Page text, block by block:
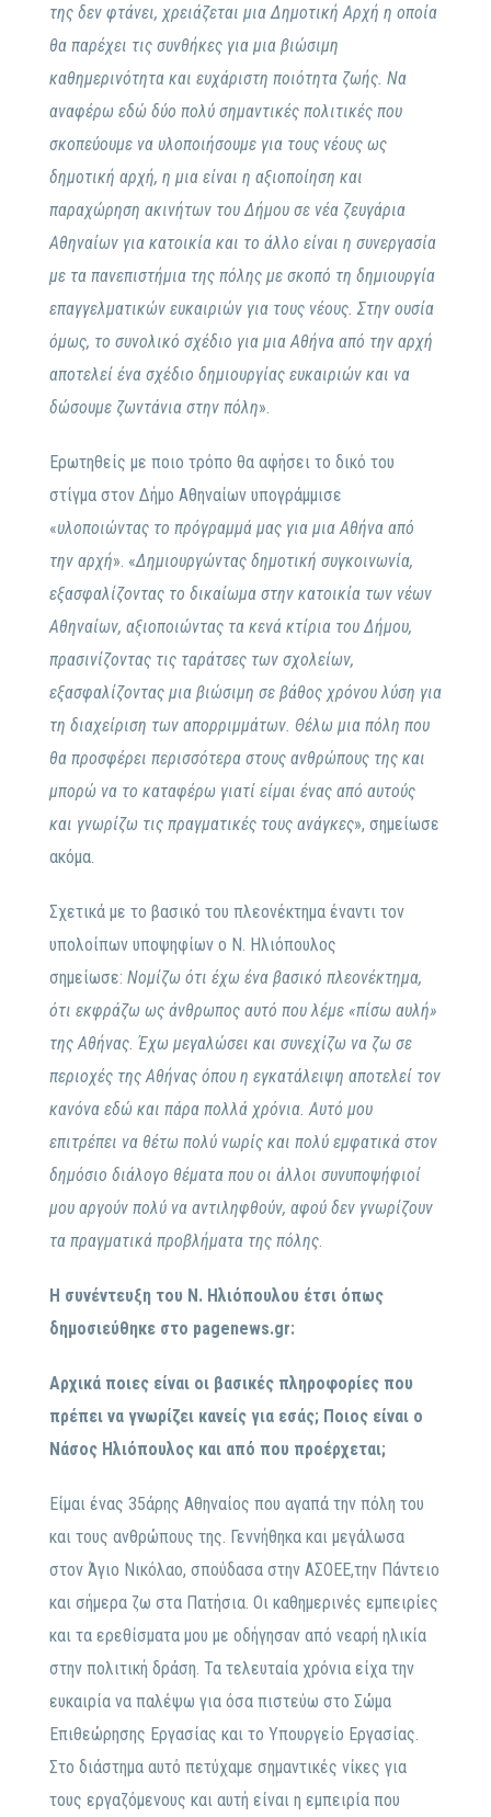
της δεν φτάνει, χρειάζεται μια Δημοτική Αρχή η οποία
θα παρέχει τις συνθήκες για μια βιώσιμη
καθημερινότητα και ευχάριστη ποιότητα ζωής. Να
αναφέρω εδώ δύο πολύ σημαντικές πολιτικές που
σκοπεύουμε να υλοποιήσουμε για τους νέους ως
δημοτική αρχή, η μια είναι η αξιοποίηση και
παραχώρηση ακινήτων του Δήμου σε νέα ζευγάρια
Αθηναίων για κατοικία και το άλλο είναι η συνεργασία
με τα πανεπιστήμια της πόλης με σκοπό τη δημιουργία
επαγγελματικών ευκαιριών για τους νέους. Στην ουσία
όμως, το συνολικό σχέδιο για μια Αθήνα από την αρχή
αποτελεί ένα σχέδιο δημιουργίας ευκαιριών και να
δώσουμε ζωντάνια στην πόλη».
Ερωτηθείς με ποιο τρόπο θα αφήσει το δικό του
στίγμα στον Δήμο Αθηναίων υπογράμμισε
«υλοποιώντας το πρόγραμμά μας για μια Αθήνα από
την αρχή». «Δημιουργώντας δημοτική συγκοινωνία,
εξασφαλίζοντας το δικαίωμα στην κατοικία των νέων
Αθηναίων, αξιοποιώντας τα κενά κτίρια του Δήμου,
πρασινίζοντας τις ταράτσες των σχολείων,
εξασφαλίζοντας μια βιώσιμη σε βάθος χρόνου λύση για
τη διαχείριση των απορριμμάτων. Θέλω μια πόλη που
θα προσφέρει περισσότερα στους ανθρώπους της και
μπορώ να το καταφέρω γιατί είμαι ένας από αυτούς
και γνωρίζω τις πραγματικές τους ανάγκες», σημείωσε
ακόμα.
Σχετικά με το βασικό του πλεονέκτημα έναντι τον
υπολοίπων υποψηφίων ο Ν. Ηλιόπουλος
σημείωσε: Νομίζω ότι έχω ένα βασικό πλεονέκτημα,
ότι εκφράζω ως άνθρωπος αυτό που λέμε «πίσω αυλή»
της Αθήνας. Έχω μεγαλώσει και συνεχίζω να ζω σε
περιοχές της Αθήνας όπου η εγκατάλειψη αποτελεί τον
κανόνα εδώ και πάρα πολλά χρόνια. Αυτό μου
επιτρέπει να θέτω πολύ νωρίς και πολύ εμφατικά στον
δημόσιο διάλογο θέματα που οι άλλοι συνυποψήφιοί
μου αργούν πολύ να αντιληφθούν, αφού δεν γνωρίζουν
τα πραγματικά προβλήματα της πόλης
Η συνέντευξη του Ν. Ηλιόπουλου έτσι όπως
δημοσιεύθηκε στο pagenews.gr:
Αρχικά ποιες είναι οι βασικές πληροφορίες που
πρέπει να γνωρίζει κανείς για εσάς; Ποιος είναι ο
Νάσος Ηλιόπουλος και από που προέρχεται;
Είμαι ένας 35άρης Αθηναίος που αγαπά την πόλη του
και τους ανθρώπους της. Γεννήθηκα και μεγάλωσα
στον Άγιο Νικόλαο, σπούδασα στην ΑΣΟΕΕ,την Πάντειο
και σήμερα ζω στα Πατήσια. Οι καθημερινές εμπειρίες
και τα ερεθίσματα μου με οδήγησαν από νεαρή ηλικία
στην πολιτική δράση. Τα τελευταία χρόνια είχα την
ευκαιρία να παλέψω για όσα πιστεύω στο Σώμα
Επιθεώρησης Εργασίας και το Υπουργείο Εργασίας.
Στο διάστημα αυτό πετύχαμε σημαντικές νίκες για
τους εργαζόμενους και αυτή είναι η εμπειρία που